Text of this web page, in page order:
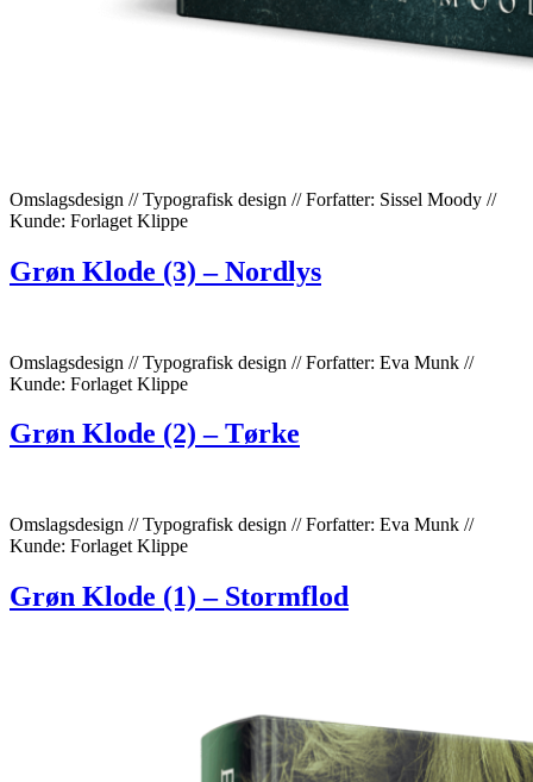
Omslagsdesign // Typografisk design // Forfatter: Sissel Moody //
Kunde: Forlaget Klippe
Grøn Klode (3) – Nordlys
Omslagsdesign // Typografisk design // Forfatter: Eva Munk //
Kunde: Forlaget Klippe
Grøn Klode (2) – Tørke
Omslagsdesign // Typografisk design // Forfatter: Eva Munk //
Kunde: Forlaget Klippe
Grøn Klode (1) – Stormflod